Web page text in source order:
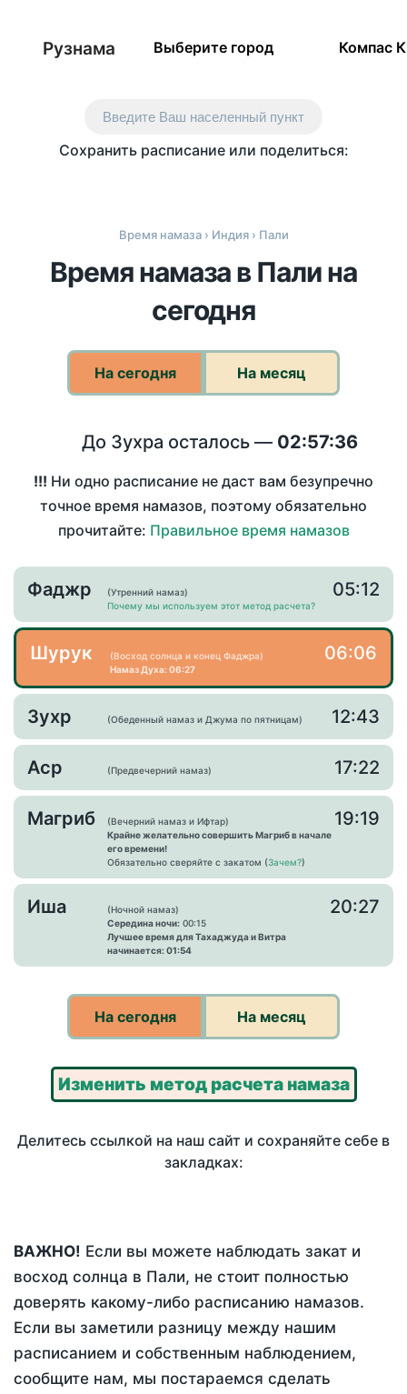
Рузнама Выберите город Компас
Введите Ваш населенный пункт
Сохранить расписание или поделиться:
Время намаза› Индия› Пали
Время намаза в Пали на
сегодня
На сегодня На месяц
До Зухра осталось — 02:57:36
!!! Ни одно расписание не даст вам безупречно
точное время намазов, поэтому обязательно
прочитайте: Правильное время намазов
Фаджр
(Утренний намаз)
Почему мы используем этот метод расчета?
05:12
Шурук
(Восход солнца и конец Фаджра)
Намаз Духа: 06:27
06:06
Зухр (Обеденный намаз и Джума по пятницам) 12:43
Аср (Предвечерний намаз) 17:22
Магриб
(Вечерний намаз и Ифтар)
Крайне желательно совершить Магриб в начале
его времени!
Обязательно сверяйте с закатом (Зачем?)
19:19
Иша
(Ночной намаз)
Середина ночи: 00:15
Лучшее время для Тахаджуда и Витра
начинается: 01:54
20:27
На сегодня На месяц
Изменить метод расчета намаза
Делитесь ссылкой на наш сайт и сохраняйте себе в
закладках:
ВАЖНО! Если вы можете наблюдать закат и
восход солнца в Пали, не стоит полностью
доверять какому-либо расписанию намазов.
Если вы заметили разницу между нашим
расписанием и собственным наблюдением,
сообщите нам, мы постараемся сделать